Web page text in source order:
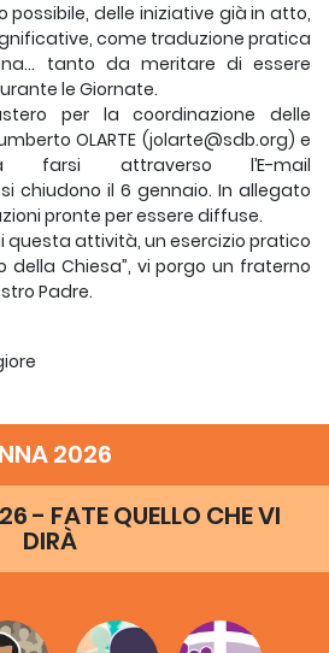
possibile, delle iniziative già in atto,
come traduzione pratica
tanto da meritare di essere
le Giornate.
per la coordinazione delle
OLARTE (jolarte@sdb.org) e
attraverso l’E-mail
chiudono il 6 gennaio. In allegato
pronte per essere diffuse.
questa attività, un esercizio pratico
della Chiesa”, vi porgo un fraterno
Padre.
2026
- FATE QUELLO CHE VI
DIRÀ